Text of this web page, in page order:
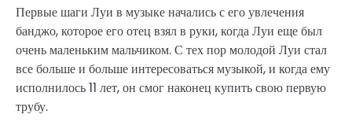
Первые шаги Луи в музыке начались с его увлечения
банджо, которое его отец взял в руки, когда Луи еще был
очень маленьким мальчиком. С тех пор молодой Луи стал
все больше и больше интересоваться музыкой, и когда ему
исполнилось 11 лет, он смог наконец купить свою первую
трубу.